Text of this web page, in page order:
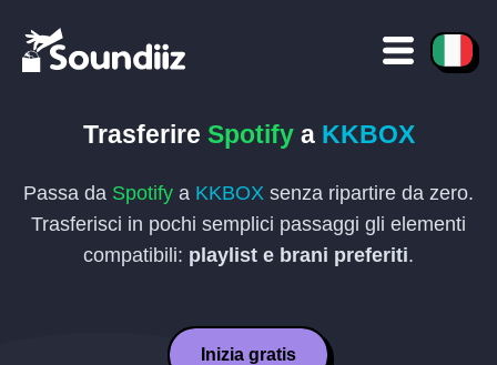
Trasferire Spotifya KKBOX
Passa da Spotify a KKBOX senza ripartire da zero.
Trasferisci in pochi semplici passaggi gli elementi
compatibili: playlist e brani preferiti.
Inizia gratis